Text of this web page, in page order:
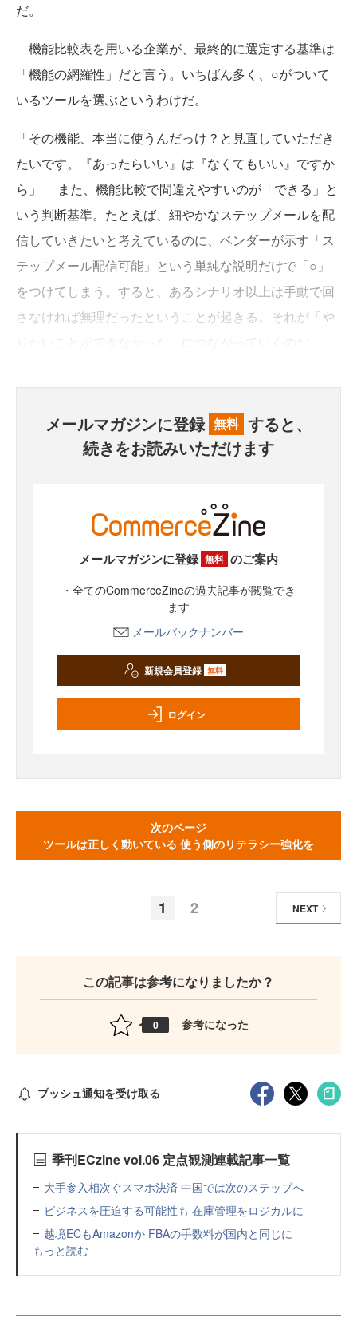
だ。
機能比較表を用いる企業が、最終的に選定する基準は
「機能の網羅性」だと言う。いちばん多く、○がついて
いるツールを選ぶというわけだ。
「その機能、本当に使うんだっけ？と見直していただき
たいです。『あったらいい』は『なくてもいい』ですか
ら」 また、機能比較で間違えやすいのが「できる」と
いう判断基準。たとえば、細やかなステップメールを配
信していきたいと考えているのに、ベンダーが示す「ス
テップメール配信可能」という単純な説明だけで「○」
をつけてしまう。すると、あるシナリオ以上は手動で回
さなければ無理だったということが起きる。それが「や
メールマガジンに登録 無料 すると、
続きをお読みいただけます
メールマガジンに登録 無料 のご案内
・全てのCommerceZineの過去記事が閲覧でき
ます
メールバックナンバー
新規会員登録 無料
ログイン
次のページ
ツールは正しく動いている 使う側のリテラシー強化を
1 2 NEXT
この記事は参考になりましたか？
0 参考になった
プッシュ通知を受け取る
季刊ECzine vol.06 定点観測連載記事一覧
大手参入相次ぐスマホ決済 中国では次のステップへ
ビジネスを圧迫する可能性も 在庫管理をロジカルに
越境ECもAmazonか FBAの手数料が国内と同じに
もっと読む